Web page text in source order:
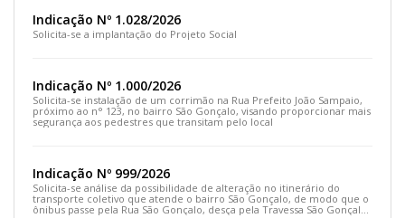
Indicação Nº 1.028/2026
Solicita-se a implantação do Projeto Social
Indicação Nº 1.000/2026
Solicita-se instalação de um corrimão na Rua Prefeito João Sampaio,
próximo ao n° 123, no bairro São Gonçalo, visando proporcionar mais
segurança aos pedestres que transitam pelo local
Indicação Nº 999/2026
Solicita-se análise da possibilidade de alteração no itinerário do
transporte coletivo que atende o bairro São Gonçalo, de modo que o
ônibus passe pela Rua São Gonçalo, desça pela Travessa São Gonçalo